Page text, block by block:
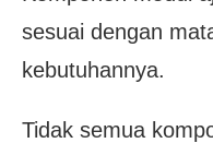
sesuai dengan
kebutuhannya.
Tidak semua